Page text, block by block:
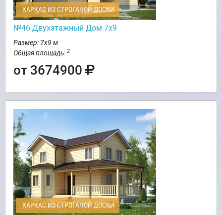
КАРКАС ИЗ СТРОГАНОЙ ДОСКИ
№46 Двухэтажный Дом 7х9
Размер: 7х9 м
Общая площадь: 2
от 3674900
КАРКАС ИЗ СТРОГАНОЙ ДОСКИ